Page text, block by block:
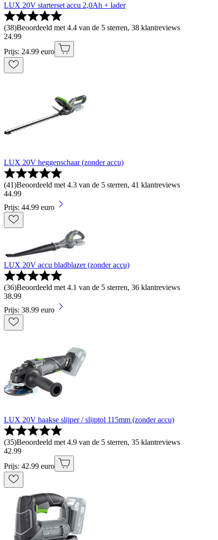
LUX 20V starterset accu 2,0Ah + lader
(38)Beoordeeld met 4.4 van de 5 sterren, 38 klantreviews
24.99
Prijs: 24.99 euro
LUX 20V heggenschaar (zonder accu)
(41)Beoordeeld met 4.3 van de 5 sterren, 41 klantreviews
44.99
Prijs: 44.99 euro
LUX 20V accu bladblazer (zonder accu)
(36)Beoordeeld met 4.1 van de 5 sterren, 36 klantreviews
38.99
Prijs: 38.99 euro
LUX 20V haakse slijper / slijptol 115mm (zonder accu)
(35)Beoordeeld met 4.9 van de 5 sterren, 35 klantreviews
42.99
Prijs: 42.99 euro